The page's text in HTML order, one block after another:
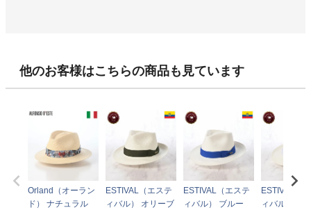
他のお客様はこちらの商品も見ています
Orland（オーラン
ド） ナチュラル
ESTIVAL（エステ
ィバル） オリーブ
ESTIVAL（エステ
ィバル） ブルー
ESTIVAL（
ィバル） ホ